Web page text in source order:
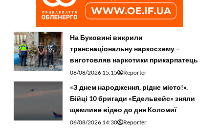
На Буковині викрили
транснаціональну наркосхему –
виготовляв наркотики прикарпатець
06/08/2026 15:15 Reporter
«З днем народження, рідне місто!».
Бійці 10 бригади «Едельвейс» зняли
щемливе відео до дня Коломиї
06/08/2026 14:30 Reporter